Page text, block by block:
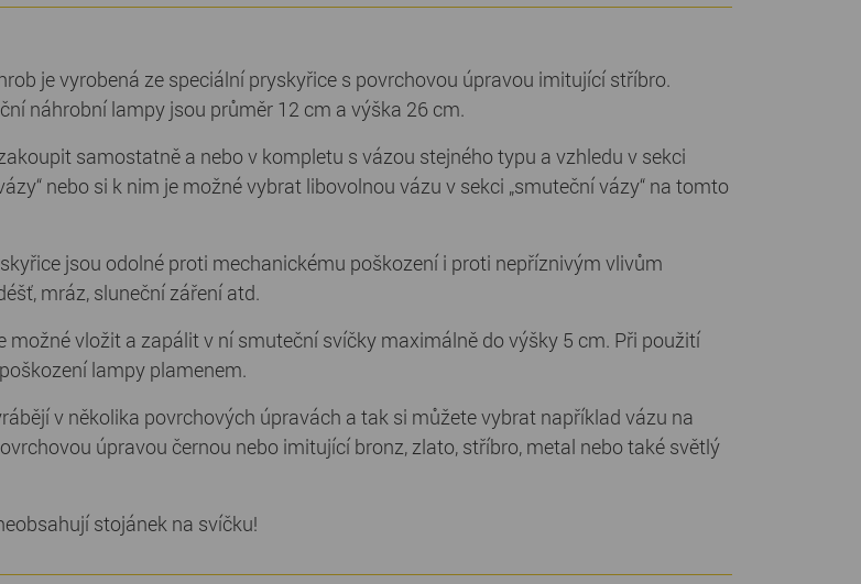
je vyrobená ze speciální pryskyřice s povrchovou úpravou imitující stříbro.
náhrobní lampy jsou průměr 12 cm a výška 26 cm.
samostatně a nebo v kompletu s vázou stejného typu a vzhledu v sekci
nebo si k nim je možné vybrat libovolnou vázu v sekci „smuteční vázy“ na tomto
jsou odolné proti mechanickému poškození i proti nepříznivým vlivům
mráz, sluneční záření atd.
možné vložit a zapálit v ní smuteční svíčky maximálně do výšky 5 cm. Při použití
lampy plamenem.
v několika povrchových úpravách a tak si můžete vybrat například vázu na
úpravou černou nebo imitující bronz, zlato, stříbro, metal nebo také světlý
stojánek na svíčku!